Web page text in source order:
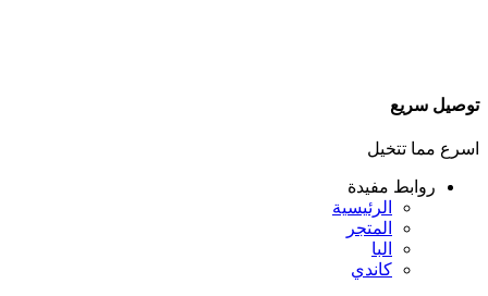
توصيل سريع
اسرع مما تتخيل
روابط مفيدة
الرئيسية
المتجر
البا
كاندي